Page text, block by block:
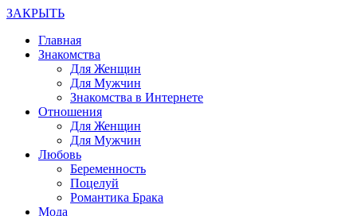
ЗАКРЫТЬ
Главная
Знакомства
Для Женщин
Для Мужчин
Знакомства в Интернете
Отношения
Для Женщин
Для Мужчин
Любовь
Беременность
Поцелуй
Романтика Брака
Мода